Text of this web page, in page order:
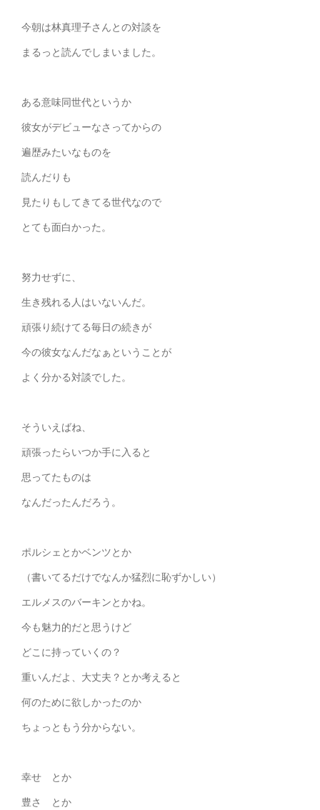
今朝は林真理子さんとの対談を
まるっと読んでしまいました。
ある意味同世代というか
彼女がデビューなさってからの
遍歴みたいなものを
読んだりも
見たりもしてきてる世代なので
とても面白かった。
努力せずに、
生き残れる人はいないんだ。
頑張り続けてる毎日の続きが
今の彼女なんだなぁということが
よく分かる対談でした。
そういえばね、
頑張ったらいつか手に入ると
思ってたものは
なんだったんだろう。
ポルシェとかベンツとか
（書いてるだけでなんか猛烈に恥ずかしい）
エルメスのバーキンとかね。
今も魅力的だと思うけど
どこに持っていくの？
重いんだよ、大丈夫？とか考えると
何のために欲しかったのか
ちょっともう分からない。
幸せ とか
豊さ とか